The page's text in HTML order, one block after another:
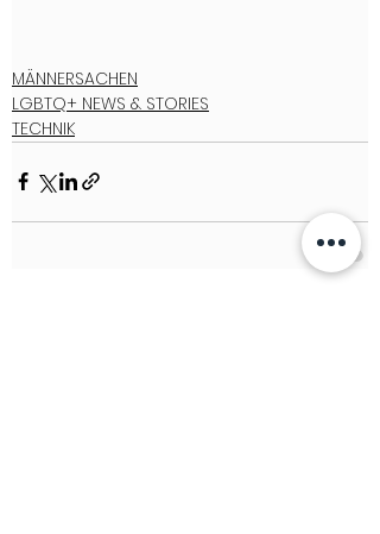
MÄNNERSACHEN
LGBTQ+ NEWS & STORIES
TECHNIK